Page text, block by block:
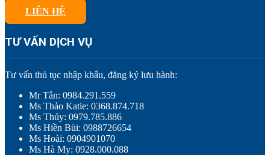
LIÊN HỆ
TƯ VẤN DỊCH VỤ
Tư vấn thủ tục nhập khẩu, đăng ký lưu hành:
Mr Tân: 0984.291.559
Ms Thảo Katie: 0368.874.718
Ms Thúy: 0979.785.886
Ms Hiền Bùi: 0988726654
Ms Hoài: 0904901070
Ms Hà My: 0928.000.088